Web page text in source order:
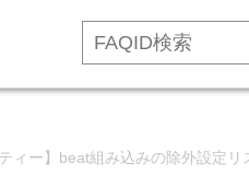
ィー】beat組み込みの除外設定リ